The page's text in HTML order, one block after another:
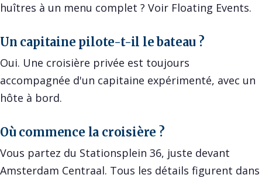
huîtres à un menu complet ? Voir Floating Events.
Un capitaine pilote-t-il le bateau ?
Oui. Une croisière privée est toujours
accompagnée d'un capitaine expérimenté, avec un
hôte à bord.
Où commence la croisière ?
Vous partez du Stationsplein 36, juste devant
Amsterdam Centraal. Tous les détails figurent dans